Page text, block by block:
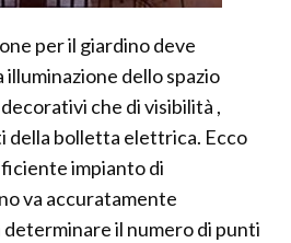
per il giardino deve
dello spazio
che di visibilità ,
della bolletta elettrica. Ecco
impianto di
va accuratamente
il numero di punti